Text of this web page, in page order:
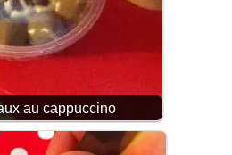
au cappuccino